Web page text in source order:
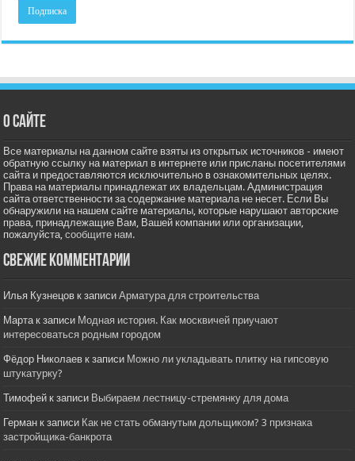
О сайте
Все материалы на данном сайте взяты из открытых источников - имеют
обратную ссылку на материал в интернете или присланы посетителями
сайта и предоставляются исключительно в ознакомительных целях.
Права на материалы принадлежат их владельцам. Администрация
сайта ответственности за содержание материала не несет. Если Вы
обнаружили на нашем сайте материалы, которые нарушают авторские
права, принадлежащие Вам, Вашей компании или организации,
пожалуйста,сообщите нам.
Свежие комментарии
Илья Кузнецов к записиАрматура для строительства
Мартак записи Модная история. Как москвичей приучают
интересоваться родным городом
Фёдор Николаев к записи Можно ли укладывать плитку на гипсовую
штукатурку?
Тимофей к записи Выбираем лестницу-стремянку для дома
Герман к записи Как не стать обманутым дольщиком? 3 признака
застройщика-банкрота